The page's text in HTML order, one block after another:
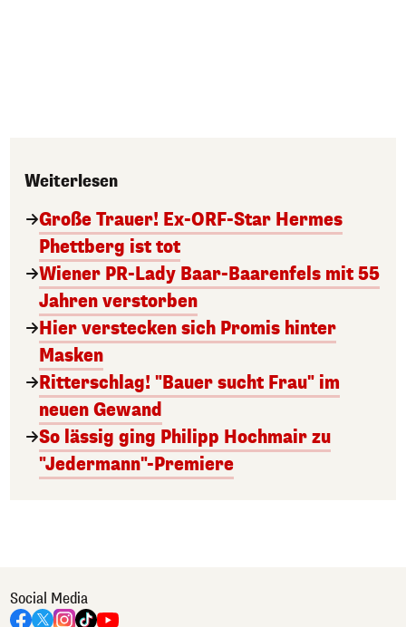
Weiterlesen
Große Trauer! Ex-ORF-Star Hermes
Phettberg ist tot
Wiener PR-Lady Baar-Baarenfels mit 55
Jahren verstorben
Hier verstecken sich Promis hinter
Masken
Ritterschlag! "Bauer sucht Frau" im
neuen Gewand
So lässig ging Philipp Hochmair zu
"Jedermann"-Premiere
Social Media